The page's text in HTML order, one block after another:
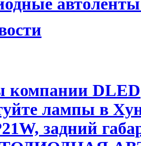
компании DLED
лампы в
задний